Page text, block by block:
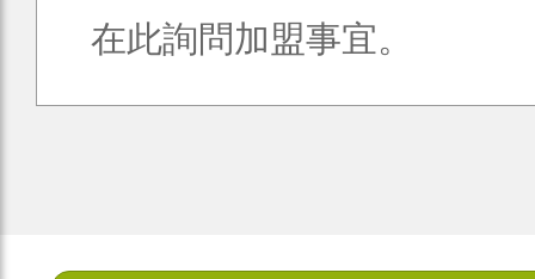
在此詢問加盟事宜。